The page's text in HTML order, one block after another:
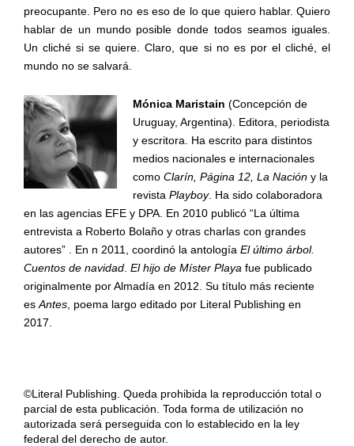
preocupante. Pero no es eso de lo que quiero hablar. Quiero
hablar de un mundo posible donde todos seamos iguales.
Un cliché si se quiere. Claro, que si no es por el cliché, el
mundo no se salvará.
Mónica Maristain (Concepción de
Uruguay, Argentina). Editora, periodista
y escritora. Ha escrito para distintos
medios nacionales e internacionales
como Clarín, Página 12, La Nacióny la
revista Playboy. Ha sido colaboradora
en las agencias EFE y DPA. En 2010 publicó “La última
entrevista a Roberto Bolaño y otras charlas con grandes
autores” . En n 2011, coordinó la antología El último árbol.
Cuentos de navidad. El hijo de Míster Playa fue publicado
originalmente por Almadía en 2012. Su título más reciente
es Antes, poema largo editado por Literal Publishing en
2017.
©Literal Publishing. Queda prohibida la reproducción total o
parcial de esta publicación. Toda forma de utilización no
autorizada será perseguida con lo establecido en la ley
federal del derecho de autor.